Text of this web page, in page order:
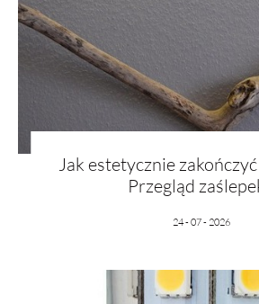
Jak estetycznie
Przegląd
24 - 07 - 2026